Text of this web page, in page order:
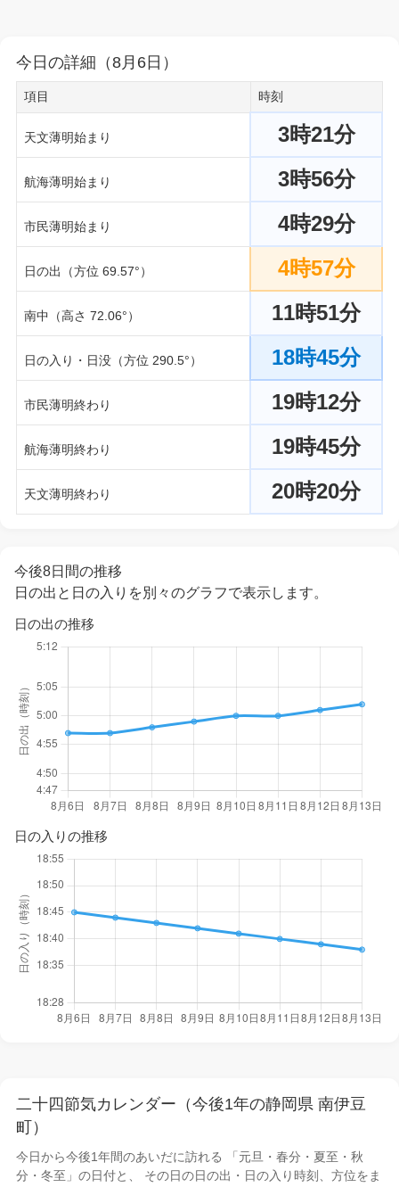
今日の詳細（8月6日）
項目 時刻
天文薄明始まり 3時21分
航海薄明始まり 3時56分
市民薄明始まり 4時29分
日の出（方位 69.57°） 4時57分
南中（高さ 72.06°） 11時51分
日の入り・日没（方位 290.5°） 18時45分
市民薄明終わり 19時12分
航海薄明終わり 19時45分
天文薄明終わり 20時20分
今後8日間の推移
日の出と日の入りを別々のグラフで表示します。
日の出の推移
日の入りの推移
二十四節気カレンダー（今後1年の静岡県 南伊豆
町）
今日から今後1年間のあいだに訪れる 「元旦・春分・夏至・秋
分・冬至」の日付と、 その日の日の出・日の入り時刻
、方位をま